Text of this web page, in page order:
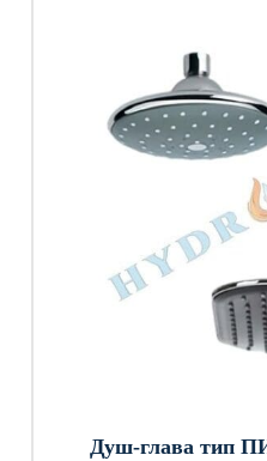
Душ-глава тип